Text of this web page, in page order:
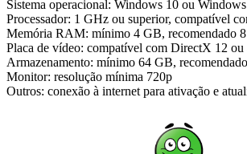
Sistema operacional: Windows 10 ou
Processador: 1 GHz ou superior, compatível
Memória RAM: mínimo 4 GB, recomendado
Placa de vídeo: compatível com DirectX 12 ou
Armazenamento: mínimo 64 GB,
Monitor: resolução mínima 720p
Outros: conexão à internet para ativação e